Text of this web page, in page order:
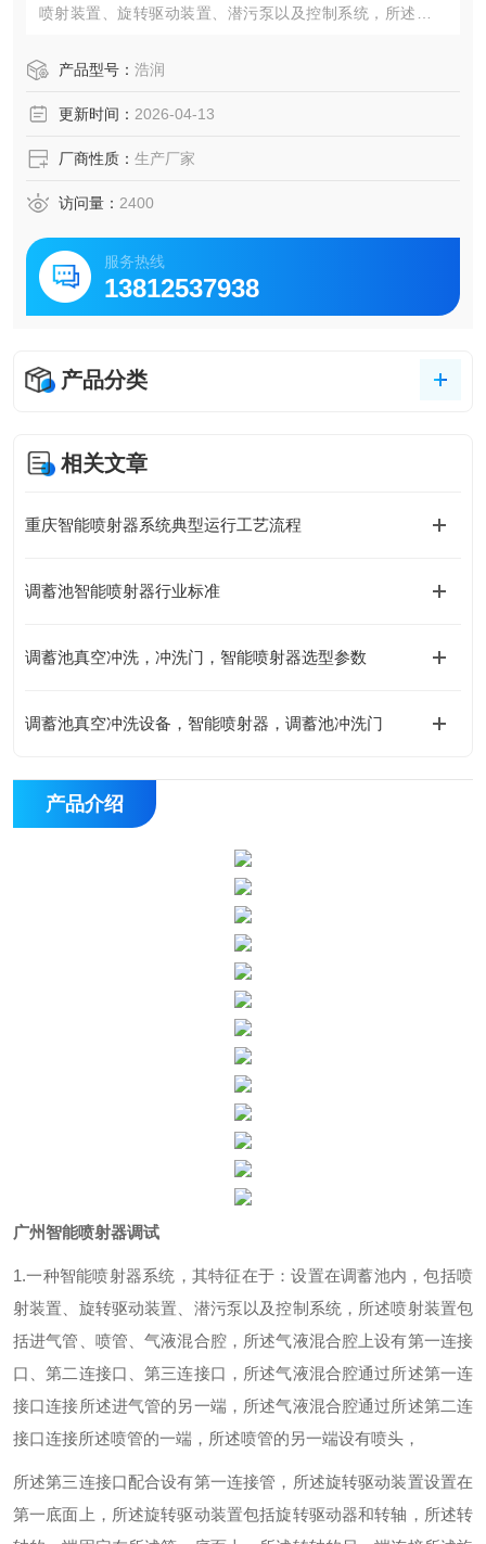
喷射装置、旋转驱动装置、潜污泵以及控制系统，所述喷射
有第一连接口、第二连接口、第三连接口
产品型号： 浩润
更新时间： 2026-04-13
厂商性质： 生产厂家
访问量： 2400
服务热线
13812537938
产品分类
相关文章
重庆智能喷射器系统典型运行工艺流程
调蓄池智能喷射器行业标准
调蓄池真空冲洗，冲洗门，智能喷射器选型参数
调蓄池真空冲洗设备，智能喷射器，调蓄池冲洗门
产品介绍
广州智能喷射器调试
1.一种智能喷射器系统，其特征在于：设置在调蓄池内，包括喷
射装置、旋转驱动装置、潜污泵以及控制系统，所述喷射装置包
括进气管、喷管、气液混合腔，所述气液混合腔上设有第一连接
口、第二连接口、第三连接口，所述气液混合腔通过所述第一连
接口连接所述进气管的另一端，所述气液混合腔通过所述第二连
接口连接所述喷管的一端，所述喷管的另一端设有喷头，
所述第三连接口配合设有第一连接管，所述旋转驱动装置设置在
第一底面上，所述旋转驱动装置包括旋转驱动器和转轴，所述转